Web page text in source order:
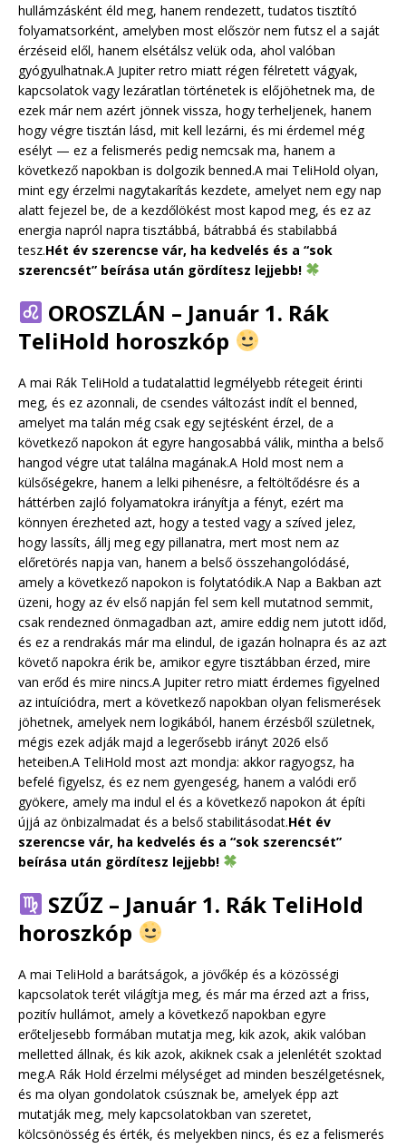
hullámzásként éld meg, hanem rendezett, tudatos tisztító
folyamatsorként, amelyben most először nem futsz el a saját
érzéseid elől, hanem elsétálsz velük oda, ahol valóban
gyógyulhatnak.A Jupiter retro miatt régen félretett vágyak,
kapcsolatok vagy lezáratlan történetek is előjöhetnek ma, de
ezek már nem azért jönnek vissza, hogy terheljenek, hanem
hogy végre tisztán lásd, mit kell lezárni, és mi érdemel még
esélyt — ez a felismerés pedig nemcsak ma, hanem a
következő napokban is dolgozik benned.A mai TeliHold olyan,
mint egy érzelmi nagytakarítás kezdete, amelyet nem egy nap
alatt fejezel be, de a kezdőlökést most kapod meg, és ez az
energia napról napra tisztábbá, bátrabbá és stabilabbá
tesz.Hét év szerencse vár, ha kedvelés és a “sok
szerencsét” beírása után gördítesz lejjebb!
OROSZLÁN – Január 1. Rák
TeliHold horoszkóp
A mai Rák TeliHold a tudatalattid legmélyebb rétegeit érinti
meg, és ez azonnali, de csendes változást indít el benned,
amelyet ma talán még csak egy sejtésként érzel, de a
következő napokon át egyre hangosabbá válik, mintha a belső
hangod végre utat találna magának.A Hold most nem a
külsőségekre, hanem a lelki pihenésre, a feltöltődésre és a
háttérben zajló folyamatokra irányítja a fényt, ezért ma
könnyen érezheted azt, hogy a tested vagy a szíved jelez,
hogy lassíts, állj meg egy pillanatra, mert most nem az
előretörés napja van, hanem a belső összehangolódásé,
amely a következő napokon is folytatódik.A Nap a Bakban azt
üzeni, hogy az év első napján fel sem kell mutatnod semmit,
csak rendezned önmagadban azt, amire eddig nem jutott időd,
és ez a rendrakás már ma elindul, de igazán holnapra és az azt
követő napokra érik be, amikor egyre tisztábban érzed, mire
van erőd és mire nincs.A Jupiter retro miatt érdemes figyelned
az intuíciódra, mert a következő napokban olyan felismerések
jöhetnek, amelyek nem logikából, hanem érzésből születnek,
mégis ezek adják majd a legerősebb irányt 2026 első
heteiben.A TeliHold most azt mondja: akkor ragyogsz, ha
befelé figyelsz, és ez nem gyengeség, hanem a valódi erő
gyökere, amely ma indul el és a következő napokon át építi
újjá az önbizalmadat és a belső stabilitásodat.Hét év
szerencse vár, ha kedvelés és a “sok szerencsét”
beírása után gördítesz lejjebb!
SZŰZ – Január 1. Rák TeliHold
horoszkóp
A mai TeliHold a barátságok, a jövőkép és a közösségi
kapcsolatok terét világítja meg, és már ma érzed azt a friss,
pozitív hullámot, amely a következő napokban egyre
erőteljesebb formában mutatja meg, kik azok, akik valóban
melletted állnak, és kik azok, akiknek csak a jelenlétét szoktad
meg.A Rák Hold érzelmi mélységet ad minden beszélgetésnek,
és ma olyan gondolatok csúsznak be, amelyek épp azt
mutatják meg, mely kapcsolatokban van szeretet,
kölcsönösség és érték, és melyekben nincs, és ez a felismerés